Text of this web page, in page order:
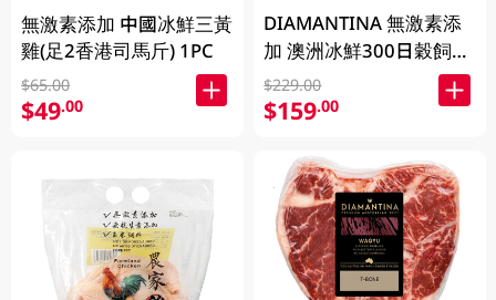
無激素添加 中國冰鮮三黃
雞(足2香港司馬斤) 1PC
$65.00
$49.00
DIAMANTINA 無激素添
加 澳洲冰鮮300日穀飼和
牛肉眼扒SB4+ 200克
$229.00
$159.00